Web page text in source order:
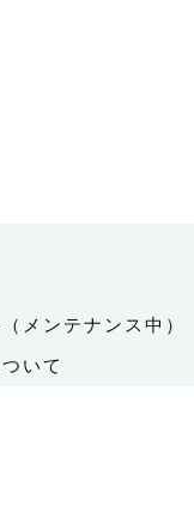
メンテナンス中）
いて